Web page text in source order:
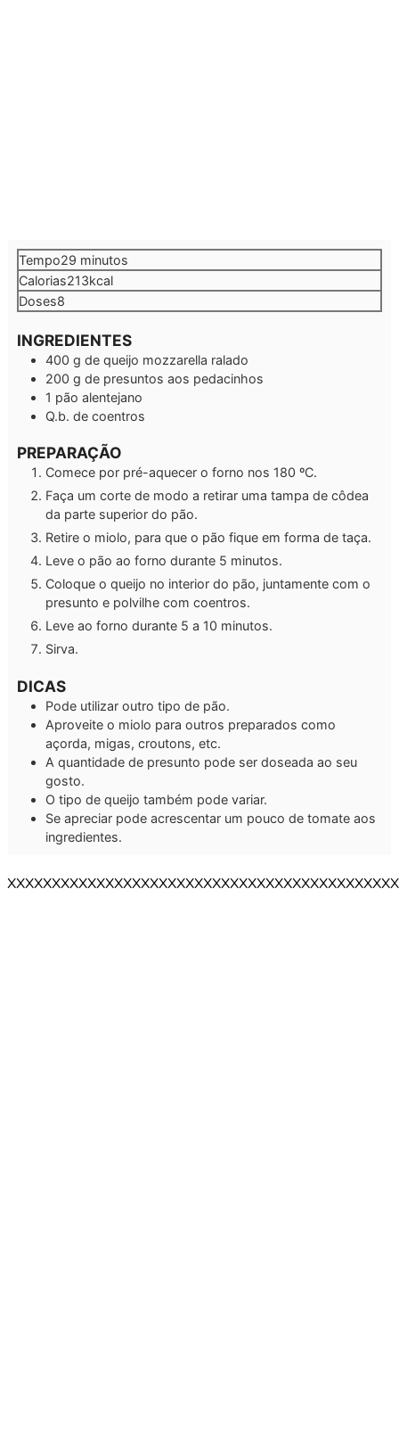
Tempo29 minutos
minutos
Calorias213kcal
Doses8
INGREDIENTES
400 g de queijo mozzarella ralado
200 g de presuntos aos pedacinhos
1 pão alentejano
Q.b. de coentros
PREPARAÇÃO
Comece por pré-aquecer o forno nos 180 ºC.
Faça um corte de modo a retirar uma tampa de côdea
da parte superior do pão.
Retire o miolo, para que o pão fique em forma de taça.
Leve o pão ao forno durante 5 minutos.
Coloque o queijo no interior do pão, juntamente com o
presunto e polvilhe com coentros.
Leve ao forno durante 5 a 10 minutos.
Sirva.
DICAS
Pode utilizar outro tipo de pão.
Aproveite o miolo para outros preparados como
açorda, migas, croutons, etc.
A quantidade de presunto pode ser doseada ao seu
gosto.
O tipo de queijo também pode variar.
Se apreciar pode acrescentar um pouco de tomate aos
ingredientes.